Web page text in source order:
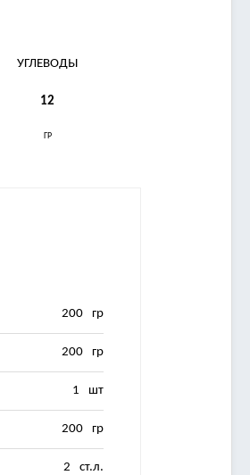
УГЛЕВОДЫ
12
ГР
200 гр
200 гр
1 шт
200 гр
2 ст.л.